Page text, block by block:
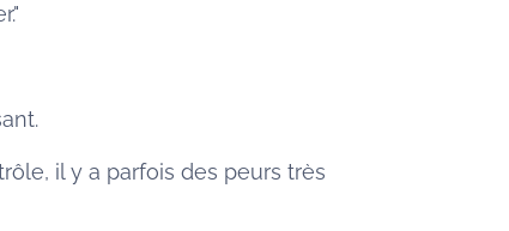
il y a parfois des peurs très